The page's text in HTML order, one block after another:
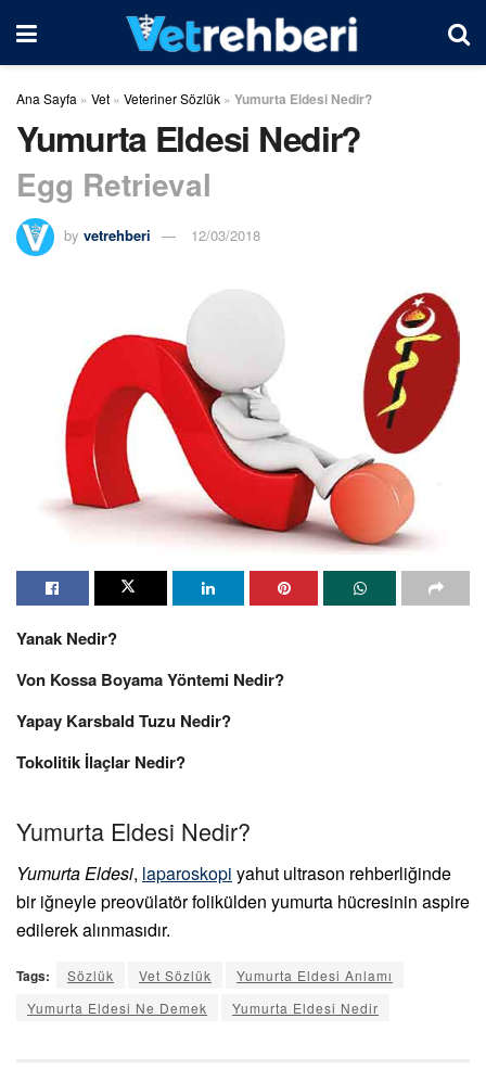
Ana Sayfa » Vet » Veteriner Sözlük » Yumurta Eldesi Nedir?
Yumurta Eldesi Nedir?
Egg Retrieval
by vetrehberi 12/03/2018
Yanak Nedir?
Von Kossa Boyama Yöntemi Nedir?
Yapay Karsbald Tuzu Nedir?
Tokolitik İlaçlar Nedir?
Yumurta Eldesi Nedir?
Yumurta Eldesi, laparoskopi yahut ultrason rehberliğinde
bir iğneyle preovülatör folikülden yumurta hücresinin aspire
edilerek alınmasıdır.
Tags: Sözlük Vet Sözlük
Yumurta Eldesi Anlamı
Yumurta Eldesi Ne Demek
Yumurta Eldesi Nedir